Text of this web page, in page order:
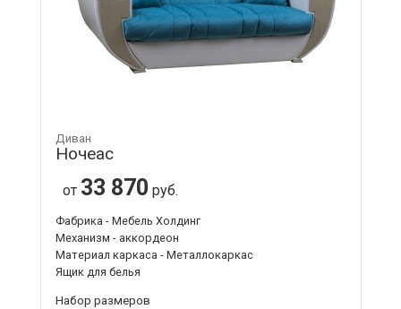
Диван
Ночеас
от 33 870 руб.
Фабрика - Мебель Холдинг
Механизм - аккордеон
Материал каркаса - Металлокаркас
Ящик для белья
Набор размеров